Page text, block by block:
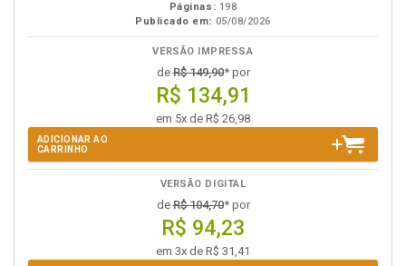
Páginas: 198
Publicado em: 05/08/2026
VERSÃO IMPRESSA
deR$ 149,90* por
R$ 134,91
em 5x de R$ 26,98
ADICIONAR AO
CARRINHO
VERSÃO DIGITAL
deR$ 104,70* por
R$ 94,23
em 3x de R$ 31,41